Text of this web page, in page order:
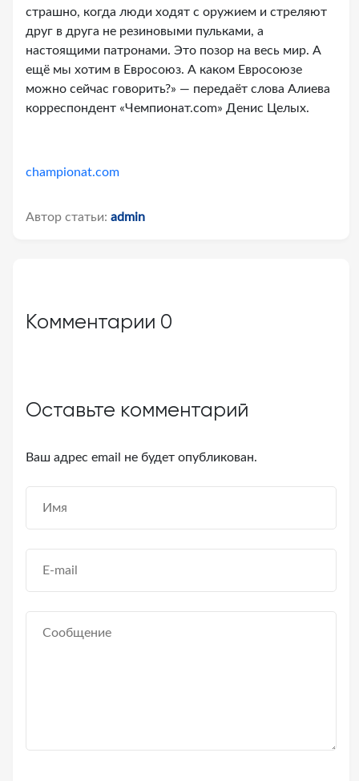
страшно, когда люди ходят с оружием и стреляют
друг в друга не резиновыми пульками, а
настоящими патронами. Это позор на весь мир. А
ещё мы хотим в Евросоюз. А каком Евросоюзе
можно сейчас говорить?» — передаёт слова Алиева
корреспондент «Чемпионат.com» Денис Целых.
championat.com
Автор статьи: admin
Комментарии 0
Оставьте комментарий
Ваш адрес email не будет опубликован.